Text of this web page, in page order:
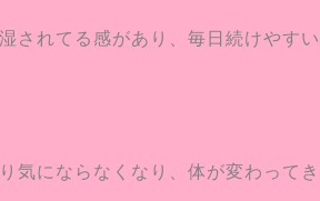
されてる感があり、毎日続けやすい
にならなくなり、体が変わって